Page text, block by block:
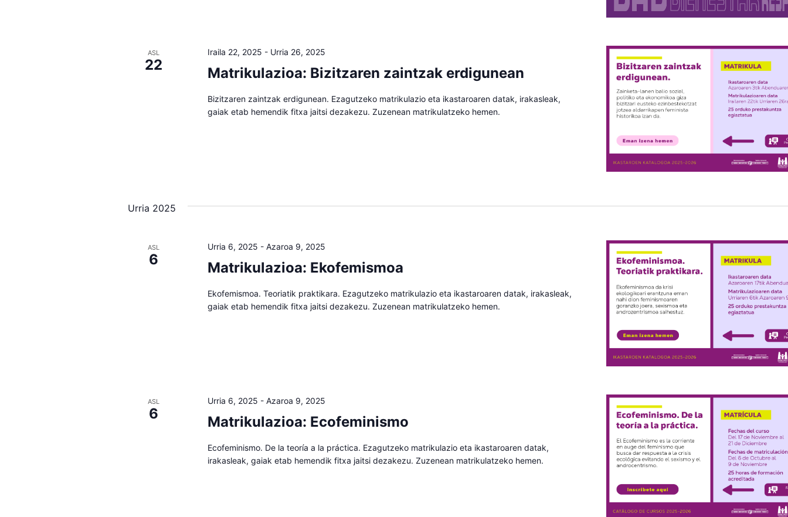
ASL
22 Matrikulazioa: Bizitzaren zaintzak erdigunean
Iraila 22, 2025 - Urria 26, 2025
Bizitzaren zaintzak erdigunean. Ezagutzeko matrikulazio eta ikastaroaren datak, irakasleak,
gaiak etab hemendik fitxa jaitsi dezakezu. Zuzenean matrikulatzeko hemen.
Urria 2025
ASL
6 Matrikulazioa: Ekofemismoa
Urria 6, 2025 -Azaroa 9, 2025
Ekofemismoa. Teoriatik praktikara. Ezagutzeko matrikulazio eta ikastaroaren datak, irakasleak,
gaiak etab hemendik fitxa jaitsi dezakezu. Zuzenean matrikulatzeko hemen.
ASL
6 Matrikulazioa: Ecofeminismo
Urria 6, 2025 -Azaroa 9, 2025
Ecofeminismo. De la teoría a la práctica. Ezagutzeko matrikulazio eta ikastaroaren datak,
irakasleak, gaiak etab hemendik fitxa jaitsi dezakezu. Zuzenean matrikulatzeko hemen.